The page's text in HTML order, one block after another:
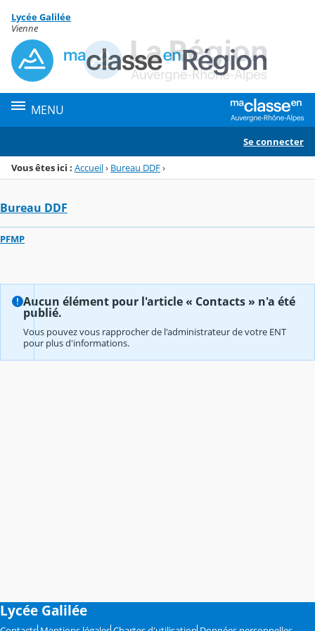
Menu de la rubrique
Contenu
Lycée Galilée
Vienne
MENU
Se connecter
Vous êtes ici : Accueil› Bureau DDF›
Bureau DDF
PFMP
Aucun élément pour l'article « Contacts » n'a été
publié.
Vous pouvez vous rapprocher de l'administrateur de votre ENT
pour plus d'informations.
Lycée Galilée